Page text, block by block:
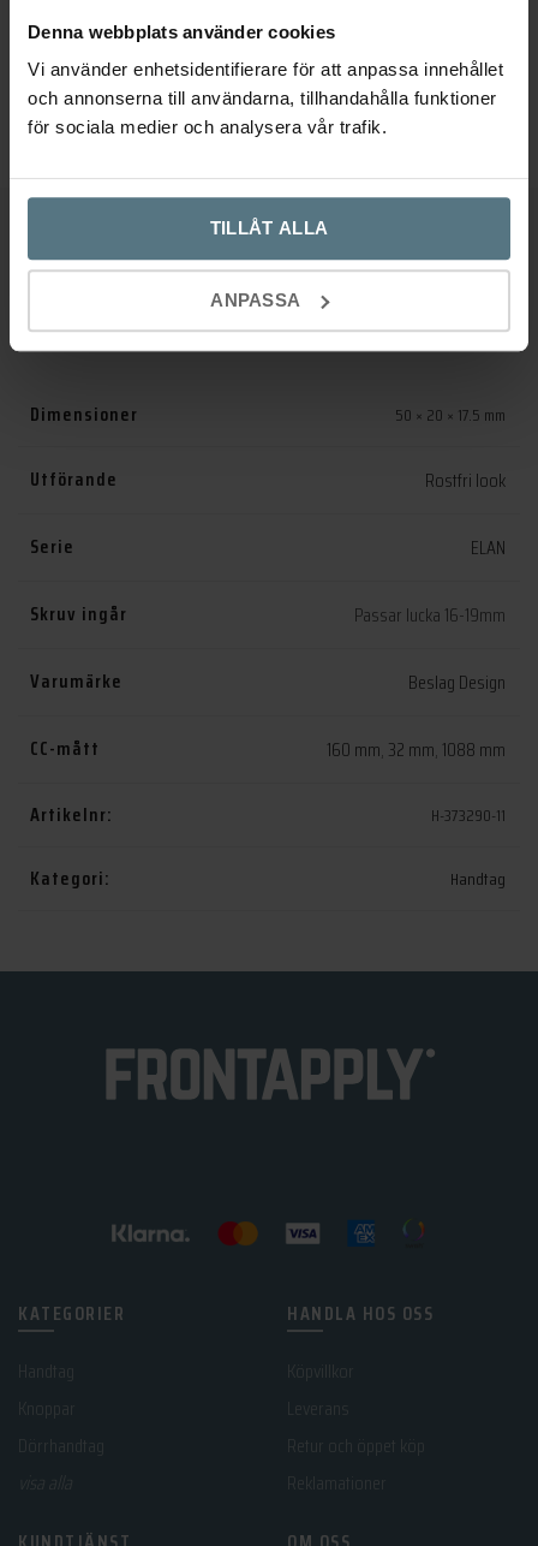
Denna webbplats använder cookies
Vi använder enhetsidentifierare för att anpassa innehållet
och annonserna till användarna, tillhandahålla funktioner
för sociala medier och analysera vår trafik.
TILLÅT ALLA
ANPASSA
Produktfråga? Maila oss direkt
Fri fraktpå beställning över 500 kr Snabb leverans
Ytterligare information
Recensioner (0)
Dimensioner 50 × 20 × 17.5 mm
Utförande Rostfri look
Serie ELAN
Skruv ingår Passar lucka 16-19mm
Varumärke Beslag Design
CC-mått 160 mm, 32 mm, 1088 mm
Artikelnr: H-373290-11
Kategori: Handtag
KATEGORIER
Handtag
Dörrhandtag
HANDLA HOS OSS
Retur och öppet köp
Reklamationer